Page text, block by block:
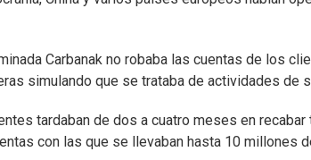
Carbanak no robaba las cuentas de los
simulando que se trataba de actividades de
tardaban de dos a cuatro meses en
con las que se llevaban hasta 10 millones